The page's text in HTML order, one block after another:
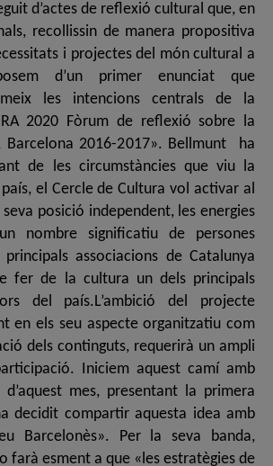
d’actes de reflexió cultural que, en
recollissin de manera propositiva
i projectes del món cultural a
d’un primer enunciat que
les intencions centrals de la
2020 Fòrum de reflexió sobre la
Barcelona 2016-2017». Bellmunt ha
de les circumstàncies que viu la
el Cercle de Cultura vol activar al
posició independent, les energies
nombre significatiu de persones
associacions de Catalunya
fer de la cultura un dels principals
del país.L’ambició del projecte
en els seu aspecte organitzatiu com
dels continguts, requerirà un ampli
Iniciem aquest camí amb
mes, presentant la primera
decidit compartir aquesta idea amb
Barcelonès». Per la seva banda,
farà esment a que «les estratègies de